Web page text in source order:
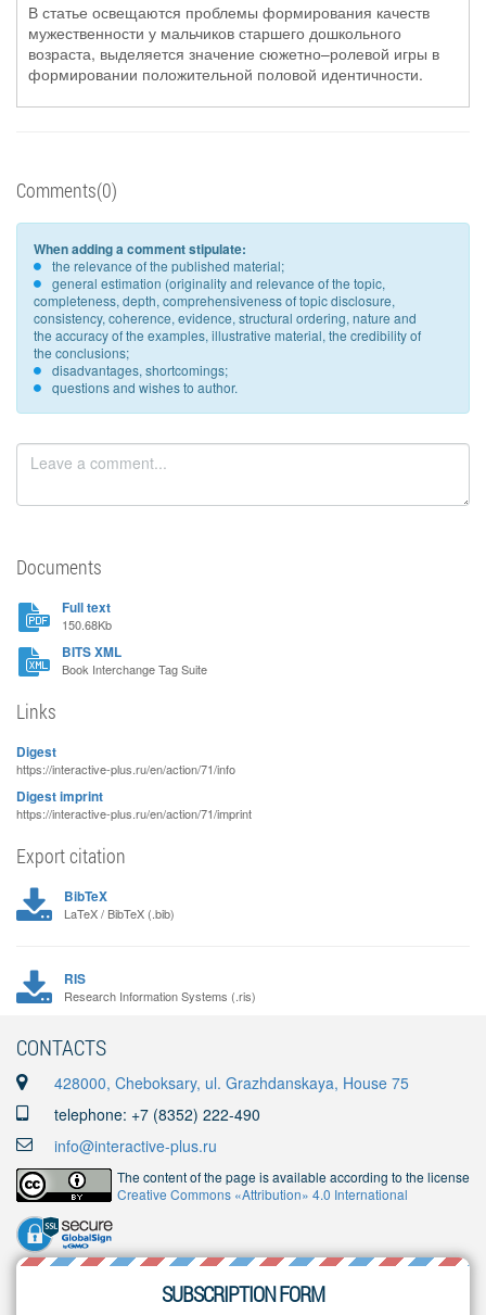
В статье освещаются проблемы формирования качеств
мужественности у мальчиков старшего дошкольного
возраста, выделяется значение сюжетно–ролевой игры в
формировании положительной половой идентичности.
Comments(0)
When adding a comment stipulate:
the relevance of the published material;
general estimation (originality and relevance of the topic,
completeness, depth, comprehensiveness of topic disclosure,
consistency, coherence, evidence, structural ordering, nature and
the accuracy of the examples, illustrative material, the credibility of
the conclusions;
disadvantages, shortcomings;
questions and wishes to author.
Documents
Full text
150.68Kb
BITS XML
Book Interchange Tag Suite
Links
Digest
https://interactive-plus.ru/en/action/71/info
Digest imprint
https://interactive-plus.ru/en/action/71/imprint
Export citation
BibTeX
LaTeX / BibTeX (.bib)
RIS
Research Information Systems (.ris)
CONTACTS
428000, Cheboksary, ul. Grazhdanskaya, House 75
telephone: +7 (8352) 222-490
info@interactive-plus.ru
The content of the page is available according to the license
Creative Commons «Attribution» 4.0 International
SUBSCRIPTION FORM